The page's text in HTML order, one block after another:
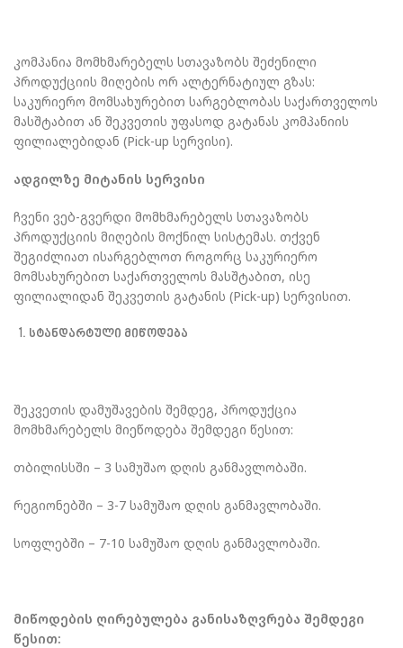
კომპანია მომხმარებელს სთავაზობს შეძენილი
პროდუქციის მიღების ორ ალტერნატიულ გზას:
საკურიერო მომსახურებით სარგებლობას საქართველოს
მასშტაბით ან შეკვეთის უფასოდ გატანას კომპანიის
ფილიალებიდან (Pick-up სერვისი).
ადგილზე მიტანის სერვისი
ჩვენი ვებ-გვერდი მომხმარებელს სთავაზობს
პროდუქციის მიღების მოქნილ სისტემას. თქვენ
შეგიძლიათ ისარგებლოთ როგორც საკურიერო
მომსახურებით საქართველოს მასშტაბით, ისე
ფილიალიდან შეკვეთის გატანის (Pick-up) სერვისით.
სტანდარტული მიწოდება
შეკვეთის დამუშავების შემდეგ, პროდუქცია
მომხმარებელს მიეწოდება შემდეგი წესით:
თბილისსში – 3 სამუშაო დღის განმავლობაში.
რეგიონებში – 3-7 სამუშაო დღის განმავლობაში.
სოფლებში – 7-10 სამუშაო დღის განმავლობაში.
მიწოდების ღირებულება განისაზღვრება შემდეგი
წესით: